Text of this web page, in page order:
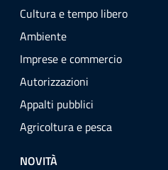
Cultura e tempo libero
Ambiente
Imprese e commercio
Autorizzazioni
Appalti pubblici
Agricoltura e pesca
NOVITÀ